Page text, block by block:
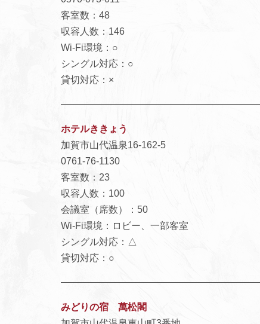
客室数：48
収容人数：146
Wi-Fi環境：○
シングル対応：○
貸切対応：×
ホテルききょう
加賀市山代温泉16-162-5
0761-76-1130
客室数：23
収容人数：100
会議室（席数）：50
Wi-Fi環境：ロビー、一部客室
シングル対応：△
貸切対応：○
みどりの宿 萬松閣